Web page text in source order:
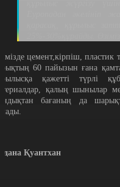
цемент,кірпіш, пластик
60 пайызын ғана
қажетті түрлі
қалың шынылар
бағаның да
Қуантхан